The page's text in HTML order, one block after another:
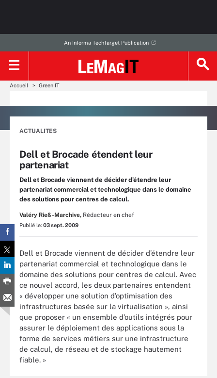
An Informa TechTarget Publication
Accueil Green IT
ACTUALITES
Dell et Brocade étendent leur
partenariat
Dell et Brocade viennent de décider d’étendre leur
partenariat commercial et technologique dans le domaine
des solutions pour centres de calcul.
Valéry Rieß-Marchive, Rédacteur en chef
Publié le: 03 sept. 2009
Dell et Brocade viennent de décider d’étendre leur
partenariat commercial et technologique dans le
domaine des solutions pour centres de calcul. Avec
ce nouvel accord, les deux partenaires entendent
« développer une solution d’optimisation des
infrastructures basée sur la virtualisation », ainsi
que proposer « un ensemble d’outils intégrés pour
assurer le déploiement des applications sous la
forme de services métiers sur une infrastructure
de calcul, de réseau et de stockage hautement
fiable. »